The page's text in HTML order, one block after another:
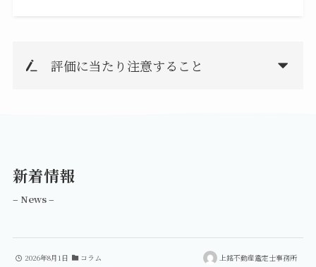
評価に当たり注意すること
新着情報
– News –
2026年8月1日 コラム 上銘不動産鑑定士事務所